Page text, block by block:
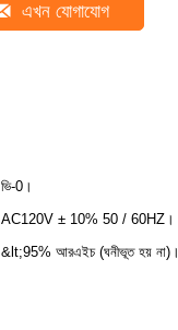
এখন যোগাযোগ
ভি-0।
AC120V ± 10% 50 / 60HZ।
&lt;95% আরএইচ (ঘনীভূত হয় না)।